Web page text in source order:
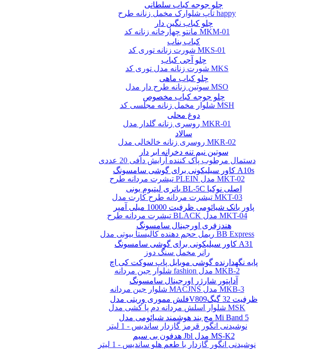
تاپ شلوارک مخمل زنانه طرح happy
مانتو چهارخانه زنانه کد MKM-01
شورت زنانه توری کد MKS-01
شورت زنانه مدل توری کد MKS
سوتین زنانه طرح دار مدل MSO
شلوار مخمل زنانه مجلسی کد MSH
روسری زنانه گلدار مدل MKR-01
روسری زنانه خالخالی مدل MKR-02
دستمال مرطوب پاک کننده آرایش دافی 20 عددی
تیشرت مردانه طرح PLEIN مدل MKT-02
تیشرت مردانه طرح کارت مدل MKT-03
تیشرت مردانه طرح BLACK مدل MKT-04
ریمل حجم دهنده کالیستا بیوتی مدل BB Express
رانر مخمل سنگ دوز
شلوار جین مردانه fashion مدل MKB-2
شلوار جین مردانه MACJNS مدل MKB-3
شلوار اسلش مردانه دم پا کشی مدل MSK
نوشیدنی انگور قرمز گازدار ساندیس - 1 لیتر
نوشیدنی انگور گازدار با طعم هلو ساندیس - 1 لیتر
چلو جوجه کباب سلطانی
چلو کباب نگین دار
کباب بناب
چلو آجی کباب
چلو کباب ماهی
چلو جوجه کباب مخصوص
دوغ محلی
سالاد
سوتین نیم تنه دخرانه ابر دار
کاور سیلیکونی برای گوشی سامسونگ A10s
باتری لیتیوم یونی BL-5C اصلی نوکیا
پاور بانک شیائومی ظرفیت 10000 میلی آمپر
هندزفری اورجینال سامسونگ
کاور سیلیکونی برای گوشی سامسونگ A31
پایه نگهدارنده گوشی موبایل پاپ سوکت کی اچ
آداپتور شارژر اورجینال سامسونگ
فلش مموری وریتی مدلV809ظرفیت 32 گیگ
مچ بند هوشمند شیائومی مدل Mi Band 5
هدفون بی سیم Jbl مدل MS-K2